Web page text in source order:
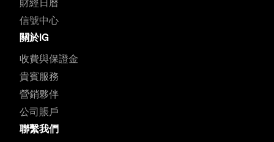
信號中心
關於IG
收費與保證金
貴賓服務
營銷夥伴
公司賬戶
聯繫我們